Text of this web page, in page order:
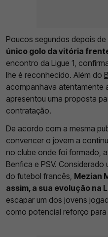
Poucos segundos depois de
único golo da vitória
encontro da Ligue 1,
lhe é reconhecido. Além do
acompanhava atentamente
apresentou uma proposta
contratação.
De acordo com a mesma
convencer o jovem a
no clube onde foi formado,
Benfica e PSV.
do futebol francês, Mezian
assim, a sua evolução na
escapar um dos jovens
como potencial reforço